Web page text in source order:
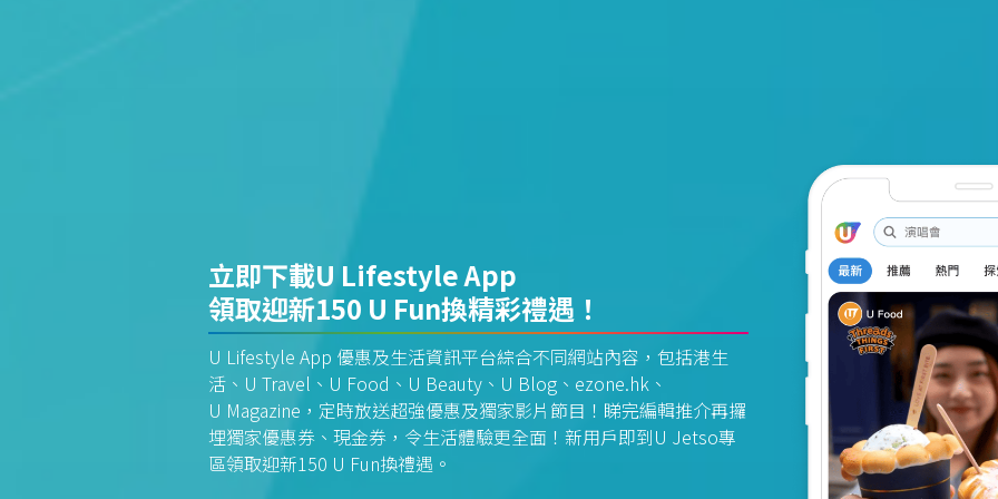
立即下載U Lifestyle App
領取迎新150 U Fun換精彩禮遇！
U Lifestyle App 優惠及生活資訊平台綜合不同網站內容，包括港生
活、U Travel、U Food、U Beauty、U Blog、ezone.hk、
U Magazine，定時放送超強優惠及獨家影片節目！睇完編輯推介再攞
埋獨家優惠券、現金券，令生活體驗更全面！新用戶即到U Jetso專
區領取迎新150 U Fun換禮遇。